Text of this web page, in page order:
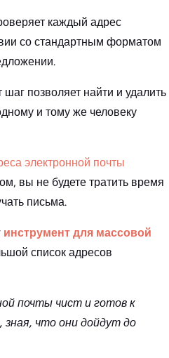
каждый адрес
со стандартным форматом
шаг позволяет найти и удалить
и тому же человеку
электронной почты
вы не будете тратить время
письма.
инструмент для массовой
список адресов
почты чист и готов к
что они дойдут до